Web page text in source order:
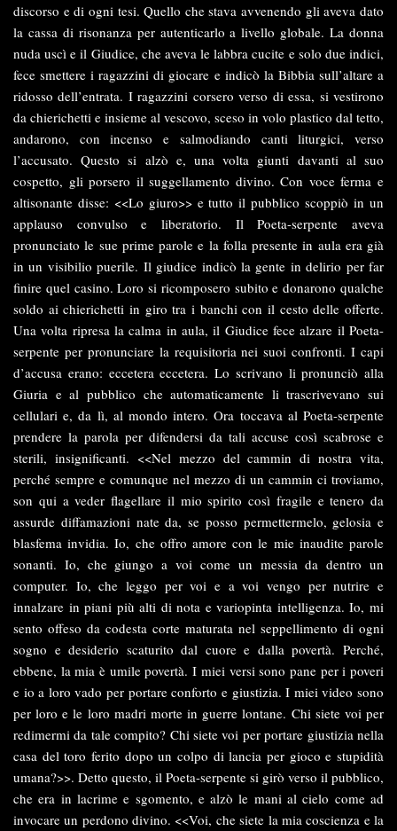
discorso e di ogni tesi. Quello che stava avvenendo gli aveva dato
la cassa di risonanza per autenticarlo a livello globale. La donna
nuda uscì e il Giudice, che aveva le labbra cucite e solo due indici,
fece smettere i ragazzini di giocare e indicò la Bibbia sull’altare a
ridosso dell’entrata. I ragazzini corsero verso di essa, si vestirono
da chierichetti e insieme al vescovo, sceso in volo plastico dal tetto,
andarono, con incenso e salmodiando canti liturgici, verso
l’accusato. Questo si alzò e, una volta giunti davanti al suo
cospetto, gli porsero il suggellamento divino. Con voce ferma e
altisonante disse: <<Lo giuro>> e tutto il pubblico scoppiò in un
applauso convulso e liberatorio. Il Poeta-serpente aveva
pronunciato le sue prime parole e la folla presente in aula era già
in un visibilio puerile. Il giudice indicò la gente in delirio per far
finire quel casino. Loro si ricomposero subito e donarono qualche
soldo ai chierichetti in giro tra i banchi con il cesto delle offerte.
Una volta ripresa la calma in aula, il Giudice fece alzare il Poeta-
serpente per pronunciare la requisitoria nei suoi confronti. I capi
d’accusa erano: eccetera eccetera. Lo scrivano li pronunciò alla
Giuria e al pubblico che automaticamente li trascrivevano sui
cellulari e, da lì, al mondo intero. Ora toccava al Poeta-serpente
prendere la parola per difendersi da tali accuse così scabrose e
sterili, insignificanti. <<Nel mezzo del cammin di nostra vita,
perché sempre e comunque nel mezzo di un cammin ci troviamo,
son qui a veder flagellare il mio spirito così fragile e tenero da
assurde diffamazioni nate da, se posso permettermelo, gelosia e
blasfema invidia. Io, che offro amore con le mie inaudite parole
sonanti. Io, che giungo a voi come un messia da dentro un
computer. Io, che leggo per voi e a voi vengo per nutrire e
innalzare in piani più alti di nota e variopinta intelligenza. Io, mi
sento offeso da codesta corte maturata nel seppellimento di ogni
sogno e desiderio scaturito dal cuore e dalla povertà. Perché,
ebbene, la mia è umile povertà. I miei versi sono pane per i poveri
e io a loro vado per portare conforto e giustizia. I miei video sono
per loro e le loro madri morte in guerre lontane. Chi siete voi per
redimermi da tale compito? Chi siete voi per portare giustizia nella
casa del toro ferito dopo un colpo di lancia per gioco e stupidità
umana?>>. Detto questo, il Poeta-serpente si girò verso il pubblico,
che era in lacrime e sgomento, e alzò le mani al cielo come ad
invocare un perdono divino. <<Voi, che siete la mia coscienza e la